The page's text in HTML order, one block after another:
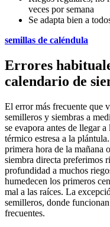
veces por semana
Se adapta bien a
semillas de caléndula
Errores
calendario de
El error más frecuente que
semilleros y siembras a
se evapora antes de llegar
térmico estresa a la
primera hora de la mañana
siembra directa preferimos
profundidad a muchos
humedecen los primeros
mal a las raíces. La
semilleros, donde
frecuentes.